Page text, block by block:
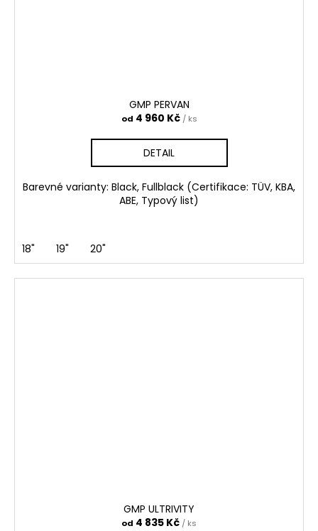
GMP PERVAN
od 4 960 Kč / ks
DETAIL
Barevné varianty: Black, Fullblack (Certifikace: TÜV, KBA,
ABE, Typový list)
18" 19" 20"
GMP ULTRIVITY
od 4 835 Kč / ks